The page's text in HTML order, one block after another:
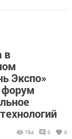
в
Экспо»
764 0 0